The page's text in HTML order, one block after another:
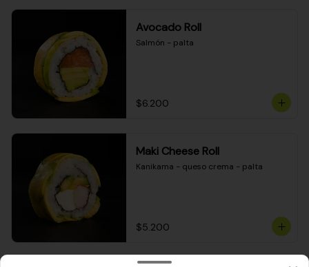
Avocado Roll
Salmón - palta
$6.200
Maki Cheese Roll
Kanikama - queso crema - palta
$5.200